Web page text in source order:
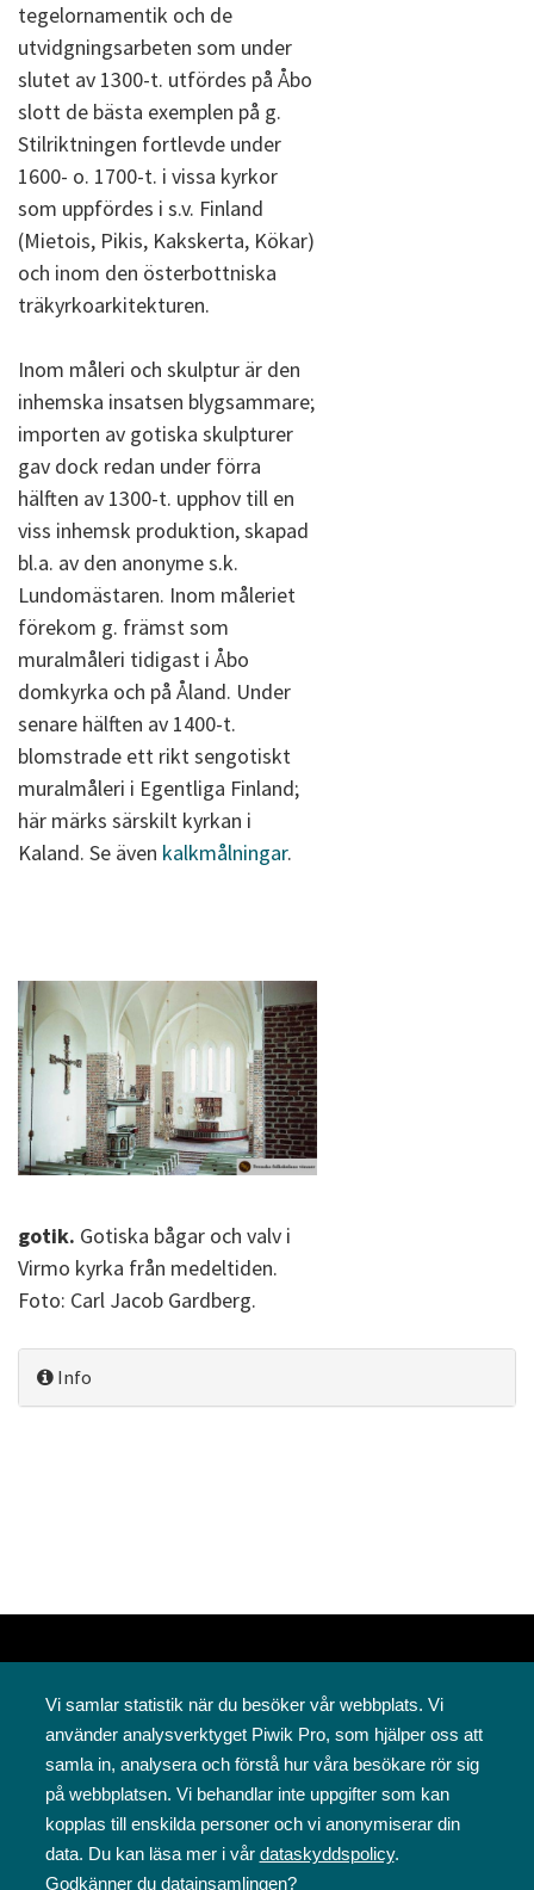
tegelornamentik och de
utvidgningsarbeten som under
slutet av 1300-t. utfördes på Åbo
slott de bästa exemplen på g.
Stilriktningen fortlevde under
1600- o. 1700-t. i vissa kyrkor
som uppfördes i s.v. Finland
(Mietois, Pikis, Kakskerta, Kökar)
och inom den österbottniska
träkyrkoarkitekturen.
Inom måleri och skulptur är den
inhemska insatsen blygsammare;
importen av gotiska skulpturer
gav dock redan under förra
hälften av 1300-t. upphov till en
viss inhemsk produktion, skapad
bl.a. av den anonyme s.k.
Lundomästaren. Inom måleriet
förekom g. främst som
muralmåleri tidigast i Åbo
domkyrka och på Åland. Under
senare hälften av 1400-t.
blomstrade ett rikt sengotiskt
muralmåleri i Egentliga Finland;
här märks särskilt kyrkan i
Kaland. Se även kalkmålningar.
gotik. Gotiska bågar och valv i
Virmo kyrka från medeltiden.
Foto: Carl Jacob Gardberg.
Info
Svenska folkskolans vänner rf
Annegatan 12
00120 Helsingfors
Vi samlar statistik när du besöker vår webbplats. Vi
använder analysverktyget Piwik Pro, som hjälper oss att
samla in, analysera och förstå hur våra besökare rör sig
på webbplatsen. Vi behandlar inte uppgifter som kan
kopplas till enskilda personer och vi anonymiserar din
data. Du kan läsa mer i vår dataskyddspolicy.
Godkänner du datainsamlingen?